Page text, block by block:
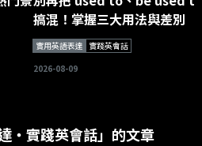
搞混！掌握三大用法與差別
實用英語表達 實踐英會話
2026-08-09
・實踐英會話」的文章